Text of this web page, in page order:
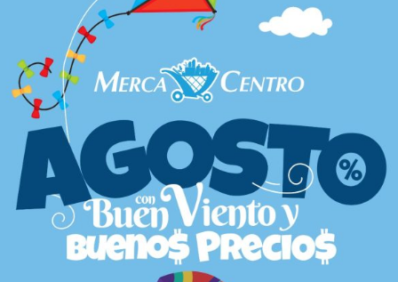
Gran oferta diaria
descuentos especiales en
productos seleccionados
todos los días
Seguridad en tus
compras
Protección garantizada de
tus datos y transacciones